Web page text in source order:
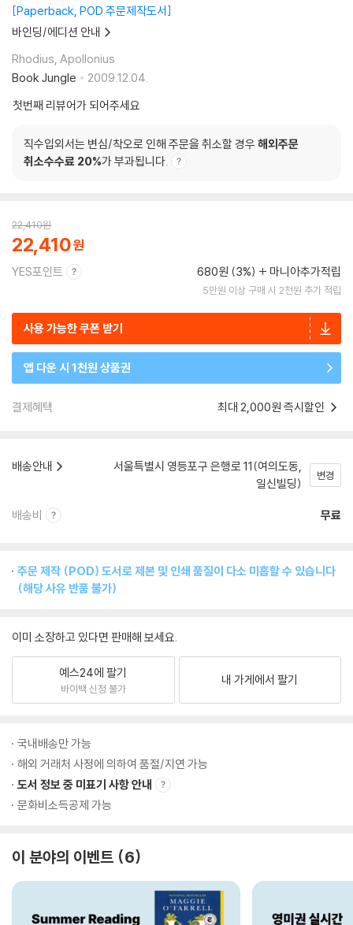
Paperback, POD 주문제작도서
바인딩/에디션 안내
Rhodius, Apollonius
Book Jungle
2009.12.04.
첫번째 리뷰어가 되어주세요
직수입외서는 변심/착오로 인해 주문을 취소할 경우 해외주문
취소수수료 20%가 부과됩니다.
22,410원
22,410
YES포인트 680원 (3%) 마니아추가적립
5만원 이상 구매 시 2천원 추가 적립
사용 가능한 쿠폰 받기
앱 다운 시 1천원 상품권
결제혜택 최대 2,000원 즉시할인
배송안내
서울특별시 영등포구 은행로 11(여의도동,
일신빌딩)
변경
배송비 무료
주문 제작 (POD) 도서로 제본 및 인쇄 품질이 다소 미흡할 수 있습니다
(해당 사유 반품 불가)
이미 소장하고 있다면 판매해 보세요.
예스24에 팔기
바이백 신청 불가
내 가게에서 팔기
국내배송만 가능
해외 거래처 사정에 의하여 품절/지연 가능
도서 정보 중 미표기 사항 안내
문화비소득공제 가능
이 분야의 이벤트 6